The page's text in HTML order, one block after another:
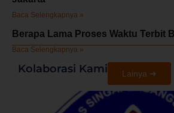
Baca Selengkapnya »
Berapa Lama Proses Waktu Terbit
Baca Selengkapnya »
Kolaborasi Kami Lainya ➜